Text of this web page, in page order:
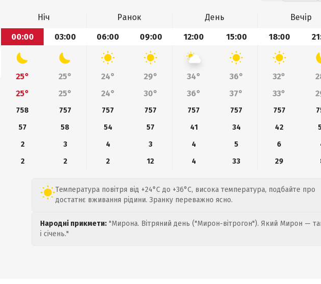
Ніч Ранок День
Вечір
00:00
03:00 06:00 09:00 12:00 15:00 18:00
25° 25° 24° 29° 34° 36° 32°
25°
25° 24° 30° 36° 37° 33°
758 757 757 757 757 757 757
57
58 54 57 41 34 42
2
3 4 3 4 5 6
2
2 2 12 4 33 29
Температура повітря від +24°C до +36°C, висока температура, подбайте про
достатнє вживання рідини. Зранку переважно ясно.
Народні прикмети: "Мирона. Вітряний день ("Мирон-вітрогон"). Який Мирон —
і січень."